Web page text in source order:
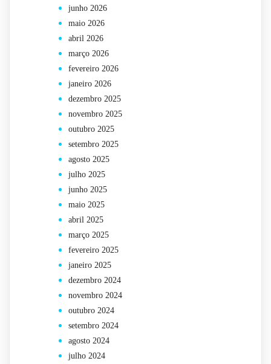
junho 2026
maio 2026
abril 2026
março 2026
fevereiro 2026
janeiro 2026
dezembro 2025
novembro 2025
outubro 2025
setembro 2025
agosto 2025
julho 2025
junho 2025
maio 2025
abril 2025
março 2025
fevereiro 2025
janeiro 2025
dezembro 2024
novembro 2024
outubro 2024
setembro 2024
agosto 2024
julho 2024